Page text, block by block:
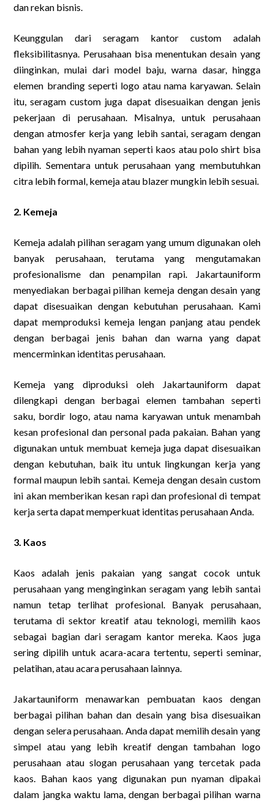
dan rekan bisnis.
Keunggulan dari seragam kantor custom adalah
fleksibilitasnya. Perusahaan bisa menentukan desain yang
diinginkan, mulai dari model baju, warna dasar, hingga
elemen branding seperti logo atau nama karyawan. Selain
itu, seragam custom juga dapat disesuaikan dengan jenis
pekerjaan di perusahaan. Misalnya, untuk perusahaan
dengan atmosfer kerja yang lebih santai, seragam dengan
bahan yang lebih nyaman seperti kaos atau polo shirt bisa
dipilih. Sementara untuk perusahaan yang membutuhkan
citra lebih formal, kemeja atau blazer mungkin lebih sesuai.
2. Kemeja
Kemeja adalah pilihan seragam yang umum digunakan oleh
banyak perusahaan, terutama yang mengutamakan
profesionalisme dan penampilan rapi. Jakartauniform
menyediakan berbagai pilihan kemeja dengan desain yang
dapat disesuaikan dengan kebutuhan perusahaan. Kami
dapat memproduksi kemeja lengan panjang atau pendek
dengan berbagai jenis bahan dan warna yang dapat
mencerminkan identitas perusahaan.
Kemeja yang diproduksi oleh Jakartauniform dapat
dilengkapi dengan berbagai elemen tambahan seperti
saku, bordir logo, atau nama karyawan untuk menambah
kesan profesional dan personal pada pakaian. Bahan yang
digunakan untuk membuat kemeja juga dapat disesuaikan
dengan kebutuhan, baik itu untuk lingkungan kerja yang
formal maupun lebih santai. Kemeja dengan desain custom
ini akan memberikan kesan rapi dan profesional di tempat
kerja serta dapat memperkuat identitas perusahaan Anda.
3. Kaos
Kaos adalah jenis pakaian yang sangat cocok untuk
perusahaan yang menginginkan seragam yang lebih santai
namun tetap terlihat profesional. Banyak perusahaan,
terutama di sektor kreatif atau teknologi, memilih kaos
sebagai bagian dari seragam kantor mereka. Kaos juga
sering dipilih untuk acara-acara tertentu, seperti seminar,
pelatihan, atau acara perusahaan lainnya.
Jakartauniform menawarkan pembuatan kaos dengan
berbagai pilihan bahan dan desain yang bisa disesuaikan
dengan selera perusahaan. Anda dapat memilih desain yang
simpel atau yang lebih kreatif dengan tambahan logo
perusahaan atau slogan perusahaan yang tercetak pada
kaos. Bahan kaos yang digunakan pun nyaman dipakai
dalam jangka waktu lama, dengan berbagai pilihan warna